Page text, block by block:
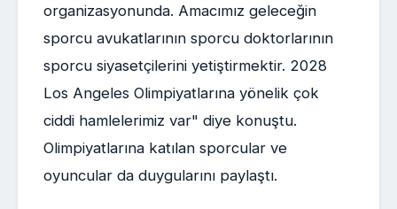
organizasyonunda. Amacımız geleceğin
sporcu avukatlarının sporcu doktorlarının
sporcu siyasetçilerini yetiştirmektir. 2028
Los Angeles Olimpiyatlarına yönelik çok
ciddi hamlelerimiz var" diye konuştu.
Olimpiyatlarına katılan sporcular ve
oyuncular da duygularını paylaştı.